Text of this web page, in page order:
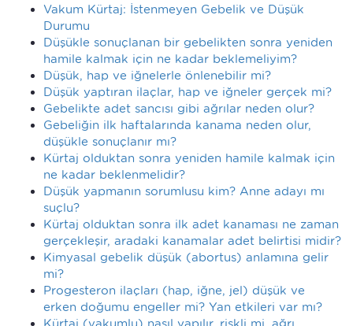
Vakum Kürtaj: İstenmeyen Gebelik ve Düşük
Durumu
Düşükle sonuçlanan bir gebelikten sonra yeniden
hamile kalmak için ne kadar beklemeliyim?
Düşük, hap ve iğnelerle önlenebilir mi?
Düşük yaptıran ilaçlar, hap ve iğneler gerçek mi?
Gebelikte adet sancısı gibi ağrılar neden olur?
Gebeliğin ilk haftalarında kanama neden olur,
düşükle sonuçlanır mı?
Kürtaj olduktan sonra yeniden hamile kalmak için
ne kadar beklenmelidir?
Düşük yapmanın sorumlusu kim? Anne adayı mı
suçlu?
Kürtaj olduktan sonra ilk adet kanaması ne zaman
gerçekleşir, aradaki kanamalar adet belirtisi midir?
Kimyasal gebelik düşük (abortus) anlamına gelir
mi?
Progesteron ilaçları (hap, iğne, jel) düşük ve
erken doğumu engeller mi? Yan etkileri var mı?